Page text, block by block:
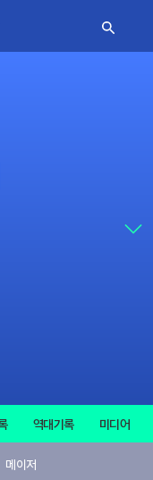
역대기록 미디어
메이저